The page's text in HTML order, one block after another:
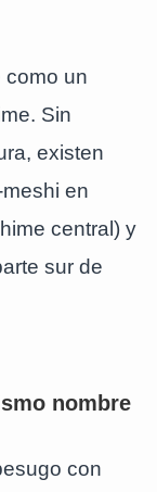
como un
Sin
existen
en
central) y
sur de
nombre
con